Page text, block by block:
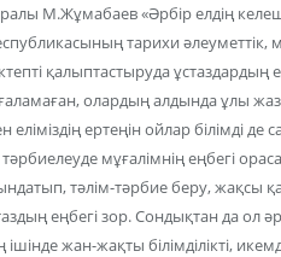
М.Жұмабаев «Әрбір елдің
тарихи
қалыптастыруда ұстаздардың
олардың алдында ұлы
еліміздің ертеңін ойлар білімді
мұғалімнің еңбегі
тәлім-тәрбие беру, жақсы
еңбегі зор. Сондықтан да ол
жан-жақты білімділікті,